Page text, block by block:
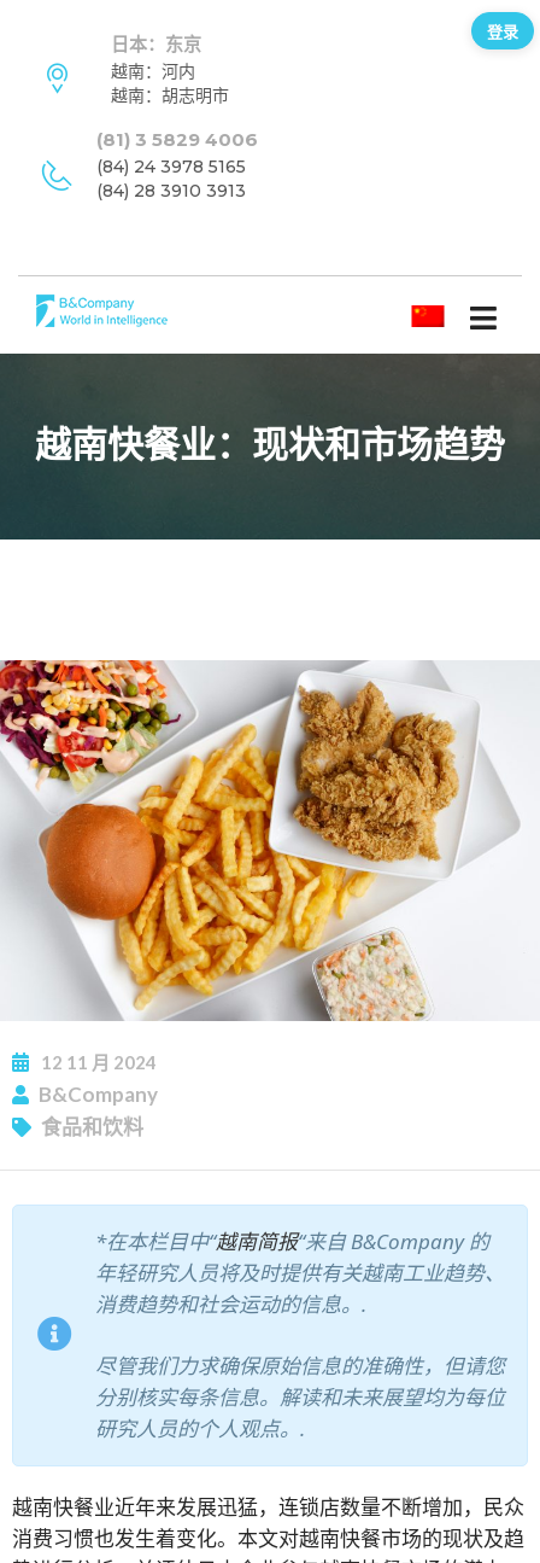
日本：东京
越南：河内
越南：胡志明市
(81) 3 5829 4006
(84) 24 3978 5165
(84) 28 3910 3913
简体中文
越南快餐业：现状和市场趋势
12 11 月 2024
B&Company
食品和饮料
*在本栏目中“越南简报“来自 B&Company 的
年轻研究人员将及时提供有关越南工业趋势、
消费趋势和社会运动的信息。.
尽管我们力求确保原始信息的准确性，但请您
分别核实每条信息。解读和未来展望均为每位
研究人员的个人观点。.
越南快餐业近年来发展迅猛，连锁店数量不断增加，民众
消费习惯也发生着变化。本文对越南快餐市场的现状及趋
登录